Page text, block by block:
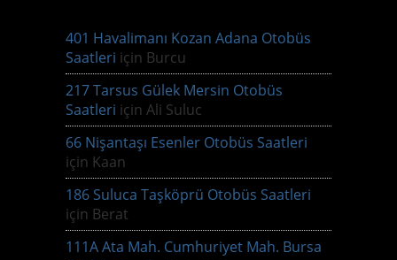
401 Havalimanı Kozan Adana Otobüs
Saatleri için Burcu
217 Tarsus Gülek Mersin Otobüs
Saatleri için Ali Suluc
66 Nişantaşı Esenler Otobüs Saatleri
için Kaan
186 Suluca Taşköprü Otobüs Saatleri
için Berat
111A Ata Mah. Cumhuriyet Mah. Bursa